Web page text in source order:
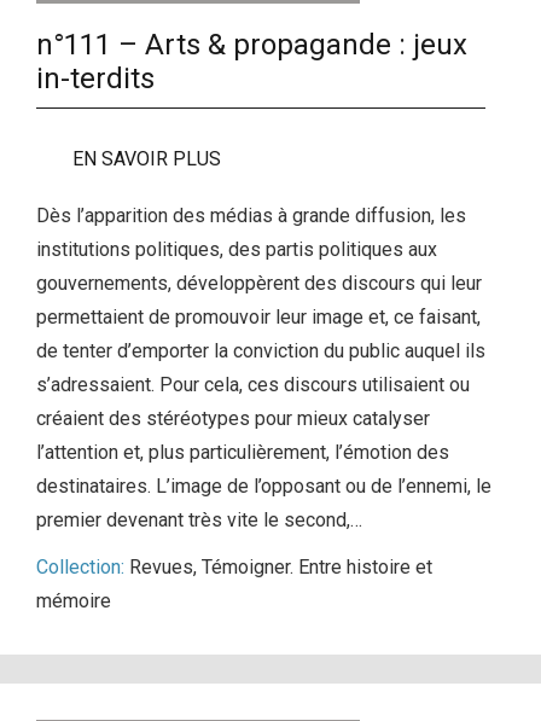
n°111 – Arts & propagande : jeux
in-terdits
EN SAVOIR PLUS
Dès l’apparition des médias à grande diffusion, les
institutions politiques, des partis politiques aux
gouvernements, développèrent des discours qui leur
permettaient de promouvoir leur image et, ce faisant,
de tenter d’emporter la conviction du public auquel ils
s’adressaient. Pour cela, ces discours utilisaient ou
créaient des stéréotypes pour mieux catalyser
l’attention et, plus particulièrement, l’émotion des
destinataires. L’image de l’opposant ou de l’ennemi, le
premier devenant très vite le second,…
Collection: Revues, Témoigner. Entre histoire et
mémoire